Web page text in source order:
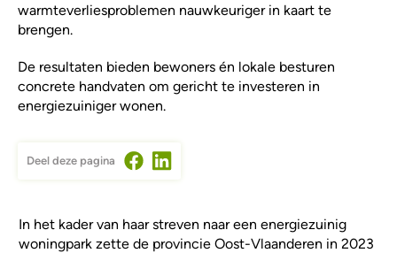
warmteverliesproblemen nauwkeuriger in kaart te
brengen.
De resultaten bieden bewoners én lokale besturen
concrete handvaten om gericht te investeren in
energiezuiniger wonen.
Deel deze pagina
In het kader van haar streven naar een energiezuinig
woningparkzette de provincie Oost-Vlaanderen in 2023